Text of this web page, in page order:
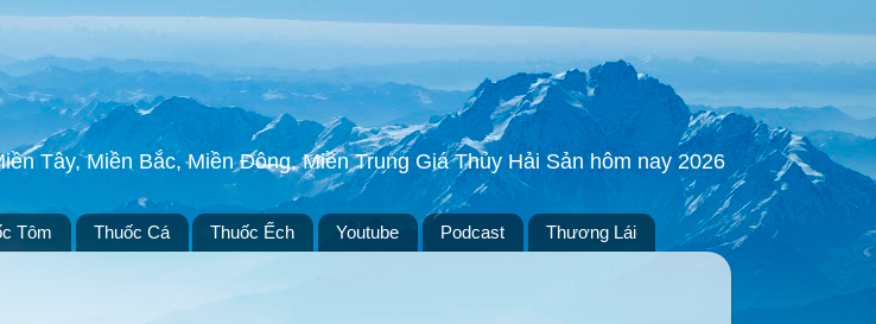
Tây, Miền Bắc, Miền Đông, Miền Trung Giá Thủy Hải Sản hôm nay 2026
Tôm Thuốc Cá Thuốc Ếch Youtube Podcast Thương Lái